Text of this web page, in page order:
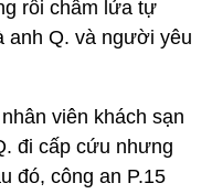
rồi châm lửa tự
anh Q. và người yêu
viên khách sạn
đi cấp cứu nhưng
đó, công an P.15